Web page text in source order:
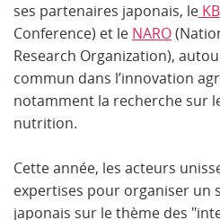
ses partenaires japonais, le
Conference) et le NARO
Research Organization),
commun dans l’innovation
notamment la recherche sur
nutrition.
Cette année, les acteurs
expertises pour organiser un
japonais sur le thème des